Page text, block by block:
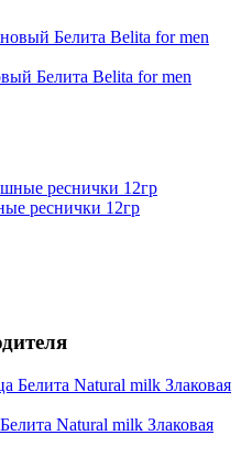
Белита Belita for men
реснички 12гр
Natural milk Злаковая